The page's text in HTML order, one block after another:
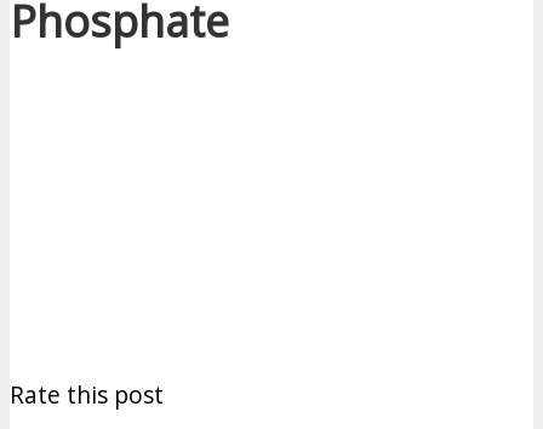
Phosphate
Rate this post